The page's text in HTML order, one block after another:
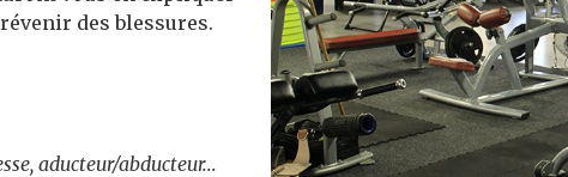
des blessures.
aducteur/abducteur...